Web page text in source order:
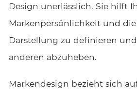
Design unerlässlich. Sie hilft
Markenpersönlichkeit und
Darstellung zu definieren
anderen abzuheben.
Markendesign bezieht sich